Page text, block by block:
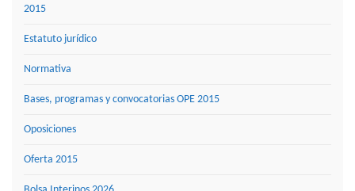
2015
Estatuto jurídico
Normativa
Bases, programas y convocatorias OPE 2015
Oposiciones
Oferta 2015